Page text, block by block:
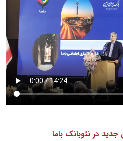
جدید در نئوبانک باما